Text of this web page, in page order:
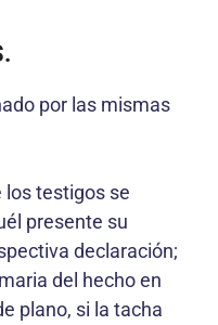
por las mismas
los testigos se
presente su
declaración;
del hecho en
plano, si la tacha